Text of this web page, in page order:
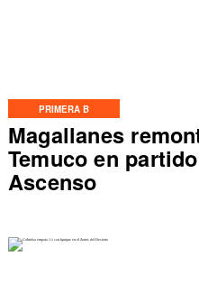
PRIMERA B
Magallanes
Temuco en
Ascenso